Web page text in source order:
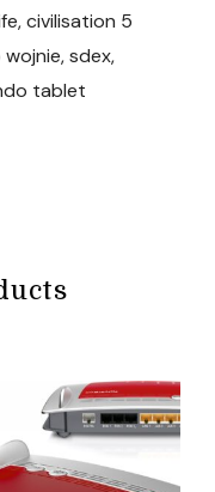
civilisation 5
sdex,
tablet